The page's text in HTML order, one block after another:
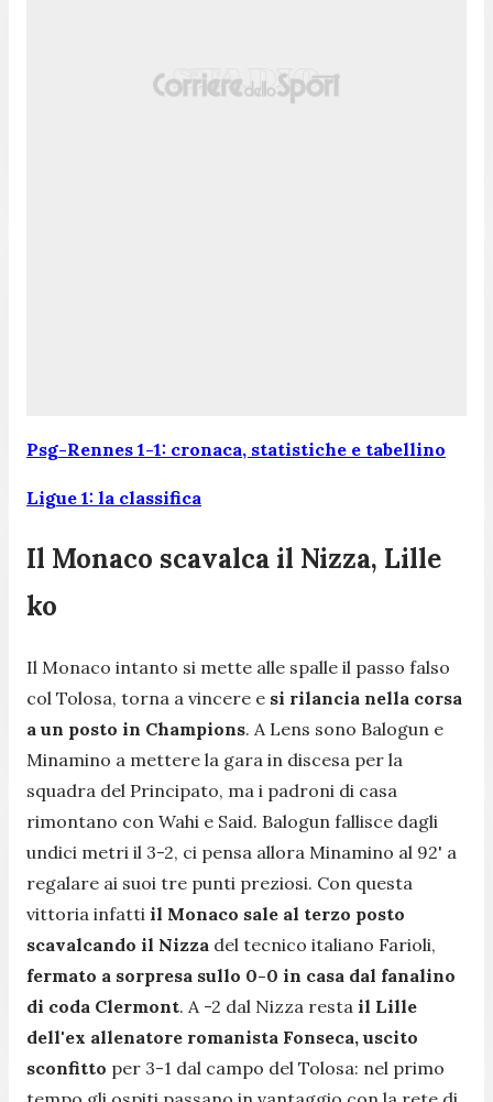
Psg-Rennes 1-1: cronaca, statistiche e tabellino
Ligue 1: la classifica
Il Monaco scavalca il Nizza, Lille
ko
Il Monaco intanto si mette alle spalle il passo falso
col Tolosa, torna a vincere e si rilancia nella corsa
a un posto in Champions. A Lens sono Balogun e
Minamino a mettere la gara in discesa per la
squadra del Principato, ma i padroni di casa
rimontano con Wahi e Said. Balogun fallisce dagli
undici metri il 3-2, ci pensa allora Minamino al 92' a
regalare ai suoi tre punti preziosi. Con questa
vittoria infatti il Monaco sale al terzo posto
scavalcando il Nizza del tecnico italiano Farioli,
fermato a sorpresa sullo 0-0 in casa dal fanalino
di coda Clermont. A -2 dal Nizza resta il Lille
dell'ex allenatore romanista Fonseca, uscito
sconfitto per 3-1 dal campo del Tolosa: nel primo